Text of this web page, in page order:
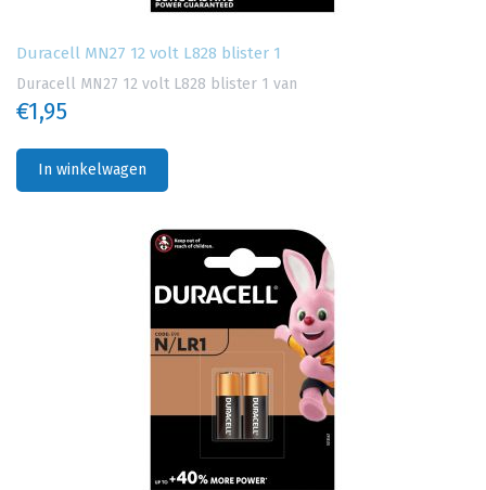
Duracell MN27 12 volt L828 blister 1
Duracell MN27 12 volt L828 blister 1 van
€1,95
In winkelwagen